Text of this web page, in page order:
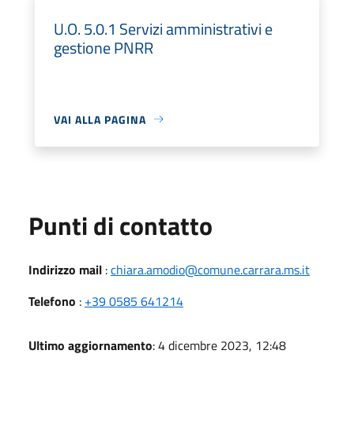
U.O. 5.0.1 Servizi amministrativi e
gestione PNRR
VAI ALLA PAGINA
Punti di contatto
Indirizzo mail :chiara.amodio@comune.carrara.ms.it
Telefono : +39 0585 641214
Ultimo aggiornamento: 4 dicembre 2023, 12:48